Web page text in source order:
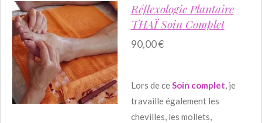
Réflexologie Plantaire
THAÏ Soin Complet
90,00 €
Lors de ceSoin complet, je
travaille également les
chevilles, les mollets,